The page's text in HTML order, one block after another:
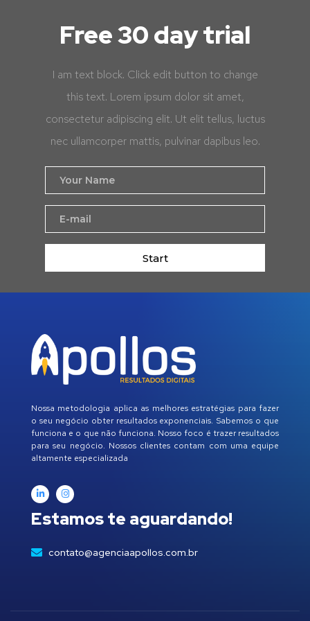
Free 30 day trial
I am text block. Click edit button to change
this text. Lorem ipsum dolor sit amet,
consectetur adipiscing elit. Ut elit tellus, luctus
nec ullamcorper mattis, pulvinar dapibus leo.
Start
Nossa metodologia aplica as melhores estratégias para fazer
o seu negócio obter resultados exponenciais. Sabemos o que
funciona e o que não funciona. Nosso foco é trazer resultados
para seu negócio. Nossos clientes contam com uma equipe
altamente especializada
Estamos te aguardando!
contato@agenciaapollos.com.br